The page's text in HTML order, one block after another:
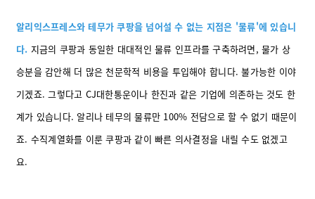
알리익스프레스와 테무가 쿠팡을 넘어설 수 없는 지점은 '물류'에 있습니
다. 지금의 쿠팡과 동일한 대대적인 물류 인프라를 구축하려면, 물가 상
승분을 감안해 더 많은 천문학적 비용을 투입해야 합니다. 불가능한 이야
기겠죠. 그렇다고 CJ대한통운이나 한진과 같은 기업에 의존하는 것도 한
계가 있습니다. 알리나 테무의 물류만 100% 전담으로 할 수 없기 때문이
죠. 수직계열화를 이룬 쿠팡과 같이 빠른 의사결정을 내릴 수도 없겠고
요.